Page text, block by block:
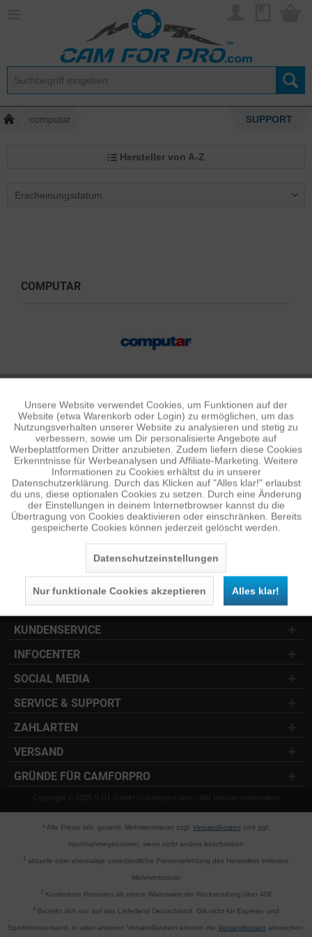
computar SUPPORT
Hersteller von A-Z
COMPUTAR
NEWSLETTER
Jetzt anmelden und 10 € Gutschein sichern
habe ich zur Kenntnis
genommen.
KUNDENSERVICE
INFOCENTER
SOCIAL MEDIA
SERVICE & SUPPORT
ZAHLARTEN
VERSAND
GRÜNDE FÜR CAMFORPRO
Copyright © 2025 S.H1 GmbH / camforpro.com - Alle Rechte vorbehalten
* Alle Preise inkl. gesetzl. Mehrwertsteuer zzgl. Versandkosten und ggf.
Nachnahmegebühren, wenn nicht anders beschrieben
1 aktuelle oder ehemalige unverbindliche Preisempfehlung des Herstellers inklusive
Mehrwertsteuer
2Kostenlose Retouren ab einem Warenwert der Rücksendung über 40€
3 Bezieht sich nur auf das Lieferland Deutschland. Gilt nicht für Express- und
Speditionsversand. In allen anderen Versandländern können die Versandkosten abweichen.
Funktionale Aktiv
Tracking Inaktiv
Personalisierung Inaktiv
Service Inaktiv
Unsere Website verwendet Cookies, um Funktionen auf der
Website (etwa Warenkorb oder Login) zu ermöglichen, um das
Nutzungsverhalten unserer Website zu analysieren und stetig zu
verbessern, sowie um Dir personalisierte Angebote auf
Werbeplattformen Dritter anzubieten. Zudem liefern diese Cookies
Erkenntnisse für Werbeanalysen und Affiliate-Marketing. Weitere
Informationen zu Cookies erhältst du in unserer
Datenschutzerklärung. Durch das Klicken auf "Alles klar!" erlaubst
du uns, diese optionalen Cookies zu setzen. Durch eine Änderung
der Einstellungen in deinem Internetbrowser kannst du die
Übertragung von Cookies deaktivieren oder einschränken. Bereits
gespeicherte Cookies können jederzeit gelöscht werden.
Datenschutzeinstellungen
Nur funktionale Cookies akzeptieren Alles klar!